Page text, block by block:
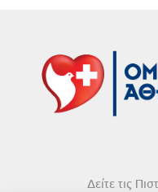
Δείτε τις